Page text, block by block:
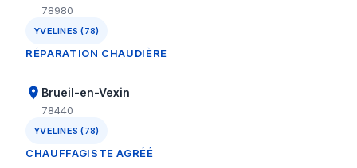
78980
YVELINES (78)
RÉPARATION CHAUDIÈRE
Brueil-en-Vexin
78440
YVELINES (78)
CHAUFFAGISTE AGRÉÉ